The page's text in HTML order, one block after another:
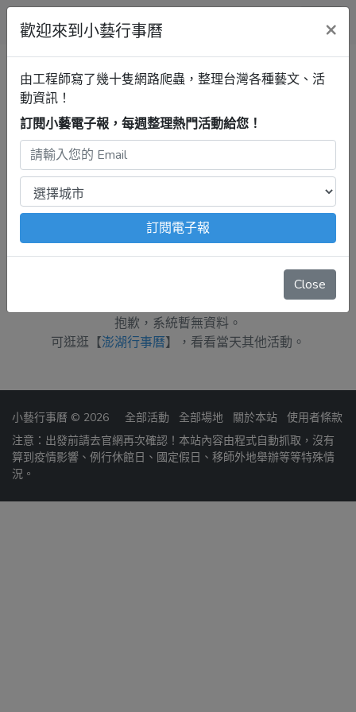
小藝行事曆
全部 展覽 音樂 戲劇 講座 清單
澎湖行事曆 音樂 最新活動
2024年11月26日
注意：出發前請去官網再次確認！
本站內容由程式自動抓
取，沒有算到疫情影響、例行休館日、國定假日、移師外地
抱歉，系統暫無資料。
可逛逛【澎湖行事曆】，看看當天其他活動。
歡迎來到小藝行事曆 ×
由工程師寫了幾十隻網路爬蟲，整理台灣各種藝文、活
動資訊！
訂閱小藝電子報，每週整理熱門活動給您！
訂閱電子報
Close
小藝行事曆 © 2026 全部活動 全部場地 關於本站
使用者條款
注意：出發前請去官網再次確認！本站內容由程式自動抓取，沒有
算到疫情影響、例行休館日、國定假日、移師外地舉辦等等特殊情
況。